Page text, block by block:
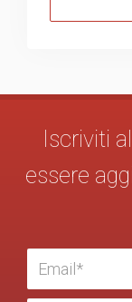
Iscriviti
essere